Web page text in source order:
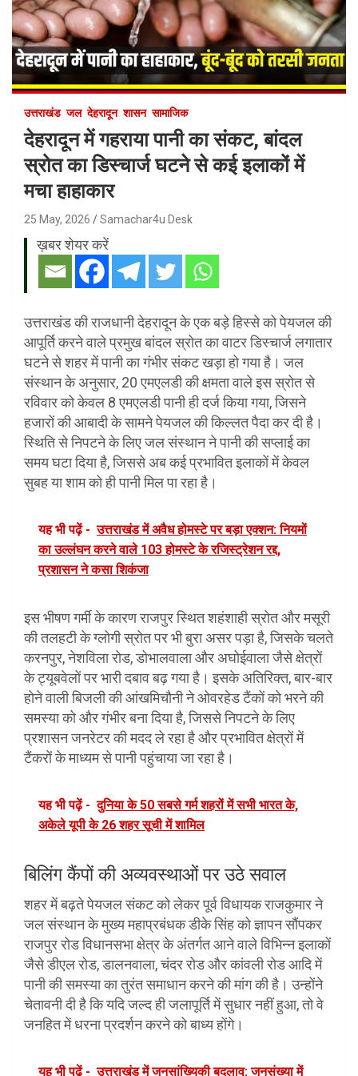
उत्तराखंड जल देहरादून शासन सामाजिक
देहरादून में गहराया पानी का संकट, बांदल
स्रोत का डिस्चार्ज घटने से कई इलाकों में
मचा हाहाकार
25 May, 2026 Samachar4u Desk
ख़बर शेयर करें
उत्तराखंड की राजधानी देहरादून के एक बड़े हिस्से को पेयजल की
आपूर्ति करने वाले प्रमुख बांदल स्रोत का वाटर डिस्चार्ज लगातार
घटने से शहर में पानी का गंभीर संकट खड़ा हो गया है। जल
संस्थान के अनुसार, 20 एमएलडी की क्षमता वाले इस स्रोत से
रविवार को केवल 8 एमएलडी पानी ही दर्ज किया गया, जिसने
हजारों की आबादी के सामने पेयजल की किल्लत पैदा कर दी है।
स्थिति से निपटने के लिए जल संस्थान ने पानी की सप्लाई का
समय घटा दिया है, जिससे अब कई प्रभावित इलाकों में केवल
सुबह या शाम को ही पानी मिल पा रहा है।
यह भी पढ़ें - उत्तराखंड में अवैध होमस्टे पर बड़ा एक्शन: नियमों
का उल्लंघन करने वाले 103 होमस्टे के रजिस्ट्रेशन रद्द,
प्रशासन ने कसा शिकंजा
इस भीषण गर्मी के कारण राजपुर स्थित शहंशाही स्रोत और मसूरी
की तलहटी के ग्लोगी स्रोत पर भी बुरा असर पड़ा है, जिसके चलते
करनपुर, नेशविला रोड, डोभालवाला और अघोईवाला जैसे क्षेत्रों
के ट्यूबवेलों पर भारी दबाव बढ़ गया है। इसके अतिरिक्त, बार-बार
होने वाली बिजली की आंखमिचौनी ने ओवरहेड टैंकों को भरने की
समस्या को और गंभीर बना दिया है, जिससे निपटने के लिए
प्रशासन जनरेटर की मदद ले रहा है और प्रभावित क्षेत्रों में
टैंकरों के माध्यम से पानी पहुंचाया जा रहा है।
यह भी पढ़ें - दुनिया के 50 सबसे गर्म शहरों में सभी भारत के,
अकेले यूपी के 26 शहर सूची में शामिल
बिलिंग कैंपों की अव्यवस्थाओं पर उठे सवाल
शहर में बढ़ते पेयजल संकट को लेकर पूर्व विधायक राजकुमार ने
जल संस्थान के मुख्य महाप्रबंधक डीके सिंह को ज्ञापन सौंपकर
राजपुर रोड विधानसभा क्षेत्र के अंतर्गत आने वाले विभिन्न इलाकों
जैसे डीएल रोड, डालनवाला, चंदर रोड और कांवली रोड आदि में
पानी की समस्या का तुरंत समाधान करने की मांग की है। उन्होंने
चेतावनी दी है कि यदि जल्द ही जलापूर्ति में सुधार नहीं हुआ, तो वे
जनहित में धरना प्रदर्शन करने को बाध्य होंगे।
यह भी पढ़ें - उत्तराखंड में जनसांख्यिकी बदलाव: जनसंख्या में